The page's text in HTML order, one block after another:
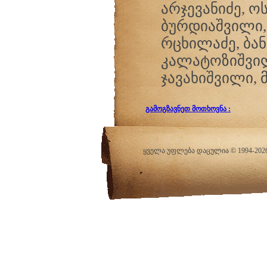
არჯევანიძე,
რცხილაძე,
ჯავახიშვილი,
გამოგზავნეთ მოთხოვნა :
ყველა უფლება დაცულია © 1994-